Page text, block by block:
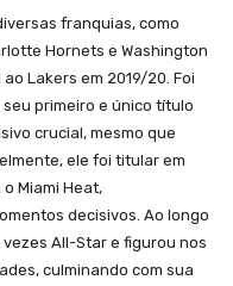
franquias, como
Hornets e Washington
Lakers em 2019/20. Foi
primeiro e único título
crucial, mesmo que
ele foi titular em
Miami Heat,
decisivos. Ao longo
All-Star e figurou nos
culminando com sua